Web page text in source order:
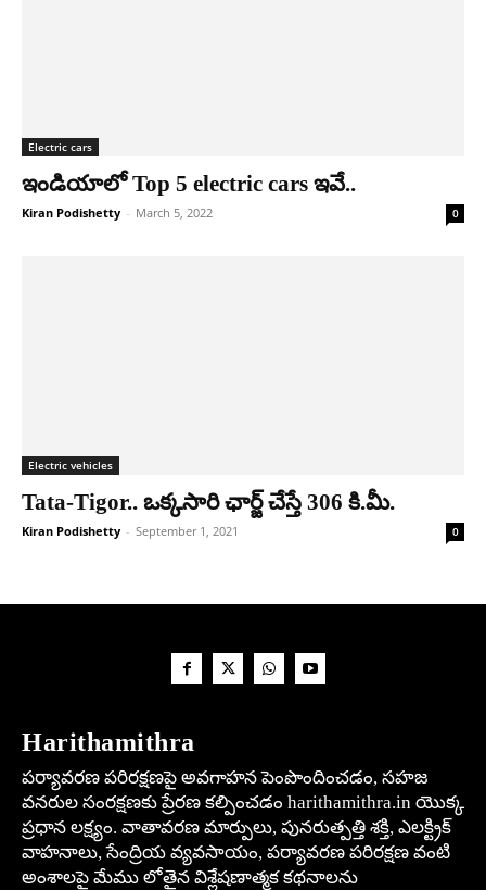
Electric cars
ఇండియాలో Top 5 electric cars ఇవే..
Kiran Podishetty - March 5, 2022 0
Electric vehicles
Tata-Tigor.. ఒక్కసారి ఛార్జ్ చేస్తే 306 కి.మీ.
Kiran Podishetty - September 1, 2021 0
Harithamithra
పర్యావరణ పరిరక్షణపై అవగాహన పెంపొందించడం, సహజ
వనరుల సంరక్షణకు ప్రేరణ కల్పించడం harithamithra.in యొక్క
ప్రధాన లక్ష్యం. వాతావరణ మార్పులు, పునరుత్పత్తి శక్తి, ఎలక్ట్రిక్
వాహనాలు, సేంద్రియ వ్యవసాయం, పర్యావరణ పరిరక్షణ వంటి
అంశాలపై మేము లోతైన విశ్లేషణాత్మక కథనాలను